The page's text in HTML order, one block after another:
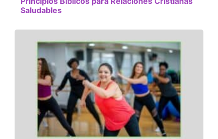
Saludables